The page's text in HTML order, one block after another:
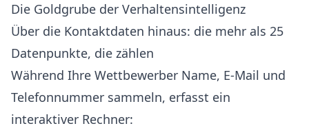
Die Goldgrube der Verhaltensintelligenz
Über die Kontaktdaten hinaus: die mehr als 25
Datenpunkte, die zählen
Während Ihre Wettbewerber Name, E-Mail und
Telefonnummer sammeln, erfasst ein
interaktiver Rechner: